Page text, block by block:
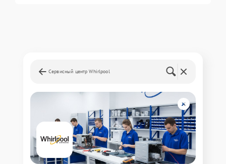
Сервисный центр Whirlpool